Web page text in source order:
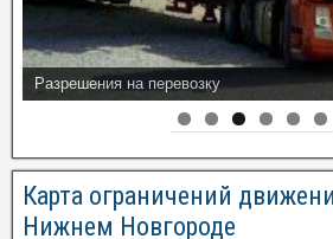
Разрешения на перевозку
Карта ограничений
Нижнем Новгороде